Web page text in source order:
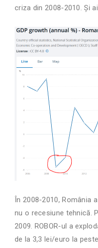
criza din 2008-2010. Și
În 2008-2010, România
nu o recesiune tehnică.
2009. ROBOR-ul a
de la 3,3 lei/euro la